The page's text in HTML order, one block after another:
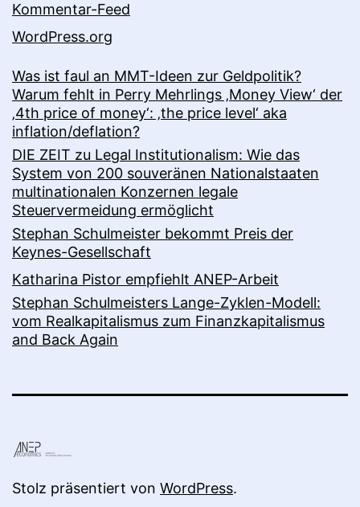
Kommentar-Feed
WordPress.org
Was ist faul an MMT-Ideen zur Geldpolitik?
Warum fehlt in Perry Mehrlings ‚Money View‘ der
‚4th price of money‘: ‚the price level‘ aka
inflation/deflation?
DIE ZEIT zu Legal Institutionalism: Wie das
System von 200 souveränen Nationalstaaten
multinationalen Konzernen legale
Steuervermeidung ermöglicht
Stephan Schulmeister bekommt Preis der
Keynes-Gesellschaft
Katharina Pistor empfiehlt ANEP-Arbeit
Stephan Schulmeisters Lange-Zyklen-Modell:
vom Realkapitalismus zum Finanzkapitalismus
and Back Again
Stolz präsentiert von WordPress.